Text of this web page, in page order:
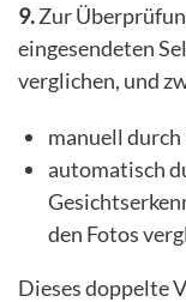
9.Zur
eingesendeten
verglichen, und
manuell
automatisch
den Fotos
Dieses doppelte